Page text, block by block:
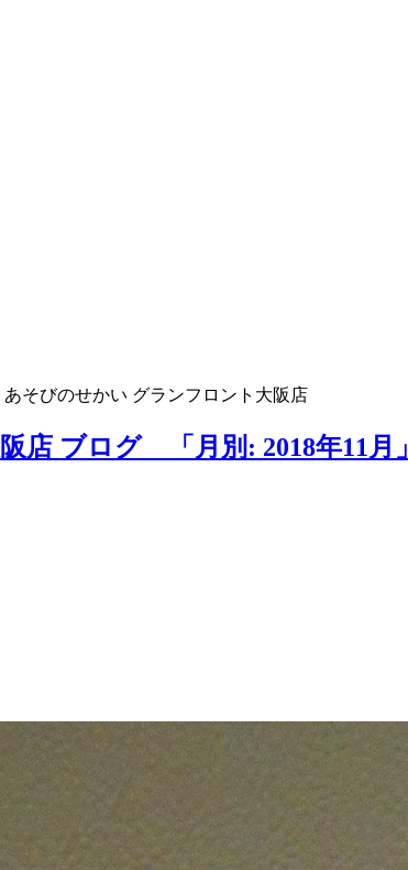
あそびのせかい グランフロント大阪店
店 ブログ 「月別: 2018年11月」